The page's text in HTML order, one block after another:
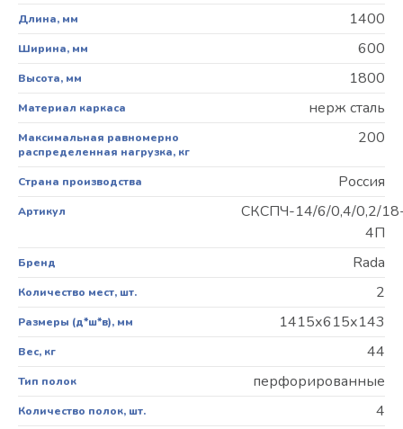
Длина, мм 1400
Ширина, мм 600
Высота, мм 1800
Материал каркаса нерж сталь
Максимальная равномерно
распределенная нагрузка, кг
200
Страна производства Россия
Артикул
СКСПЧ-14/6/0,4/0,2/
4П
Бренд Rada
Количество мест, шт. 2
Размеры (д*ш*в), мм 1415х615х143
Вес, кг 44
Тип полок перфорированные
Количество полок, шт. 4